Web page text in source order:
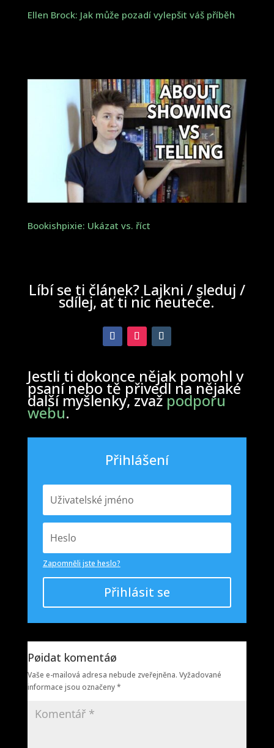
Ellen Brock: Jak může pozadí vylepšit váš příběh
Bookishpixie: Ukázat vs. říct
Líbí se ti článek? Lajkni / sleduj /
sdílej, ať ti nic neuteče.
Jestli ti dokonce nějak pomohl v
psaní nebo tě přivedl na nějaké
další myšlenky, zvažpodporu
webu.
Přihlášení
Zapomněli jste heslo?
Přihlásit se
Pøidat komentáø
Vaše e-mailová adresa nebude zveřejněna. Vyžadované
informace jsou označeny*